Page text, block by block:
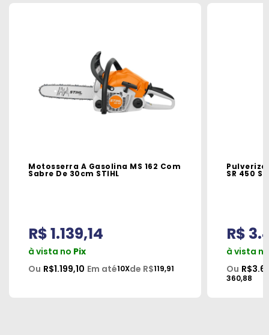
Motosserra A Gasolina MS 162 Com
Sabre De 30cm STIHL
R$ 1.139,14
à vista no Pix
Ou R$1.199,10 Em até10Xde R$119,91
SR 450
R$
à vista
Ou
360,88